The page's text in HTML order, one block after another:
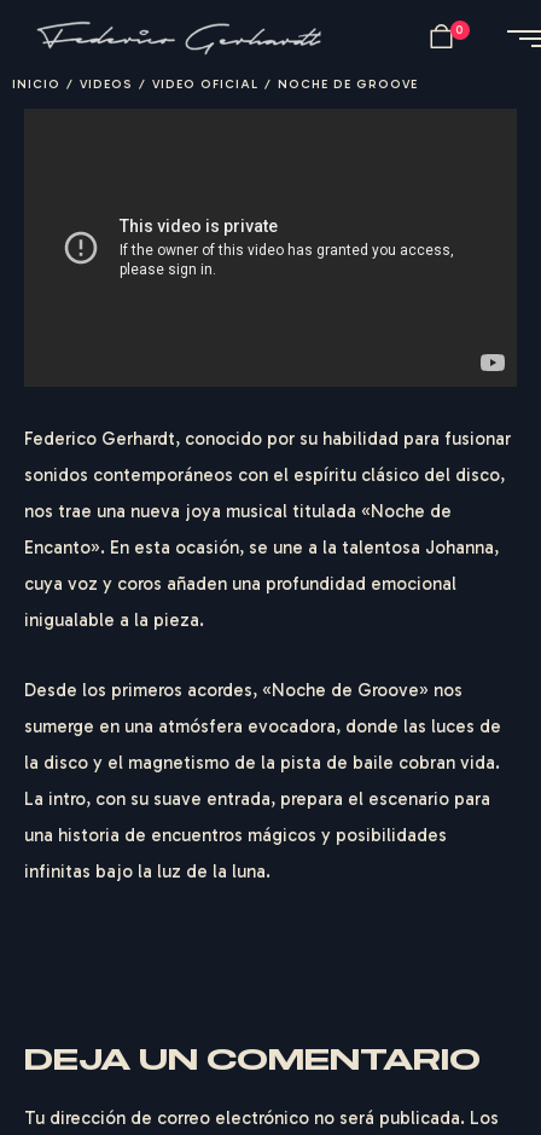
0
INICIO / VIDEOS / VIDEO OFICIAL / NOCHE DE GROOVE
Federico Gerhardt, conocido por su habilidad para fusionar
sonidos contemporáneos con el espíritu clásico del disco,
nos trae una nueva joya musical titulada «Noche de
Encanto». En esta ocasión, se une a la talentosa Johanna,
cuya voz y coros añaden una profundidad emocional
inigualable a la pieza.
Desde los primeros acordes, «Noche de Groove» nos
sumerge en una atmósfera evocadora, donde las luces de
la disco y el magnetismo de la pista de baile cobran vida.
La intro, con su suave entrada, prepara el escenario para
una historia de encuentros mágicos y posibilidades
infinitas bajo la luz de la luna.
DEJA UN COMENTARIO
Tu dirección de correo electrónico no será publicada. Los